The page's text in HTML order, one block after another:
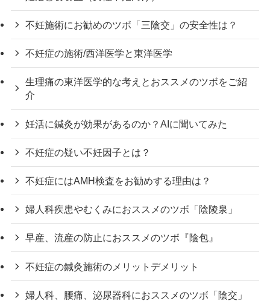
不妊施術にお勧めのツボ「三陰交」の安全性は？
不妊症の施術/西洋医学と東洋医学
生理痛の東洋医学的な考えとおススメのツボをご紹
介
妊活に鍼灸が効果があるのか？AIに聞いてみた
不妊症の疑い不妊因子とは？
不妊症にはAMH検査をお勧めする理由は？
婦人科疾患やむくみにおススメのツボ「陰陵泉」
早産、流産の防止におススメのツボ『陰包』
不妊症の鍼灸施術のメリットデメリット
婦人科、腰痛、泌尿器科におススメのツボ「陰交」